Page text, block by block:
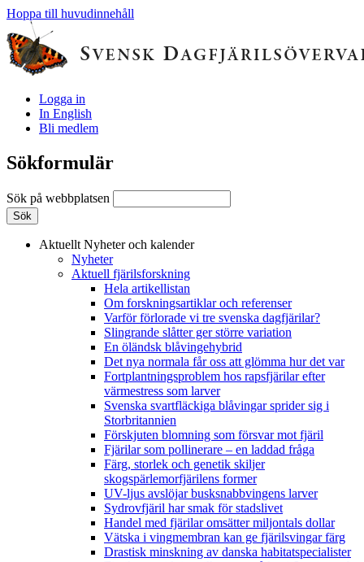
Hoppa till huvudinnehåll
Logga in
In English
Bli medlem
Sökformulär
Sök på webbplatsen
Aktuellt Nyheter och kalender
Nyheter
Aktuell fjärilsforskning
Hela artikellistan
Om forskningsartiklar och referenser
Varför förlorade vi tre svenska dagfjärilar?
Slingrande slåtter ger större variation
En öländsk blåvingehybrid
Det nya normala får oss att glömma hur det var
Fortplantningsproblem hos rapsfjärilar efter
värmestress som larver
Svenska svartfläckiga blåvingar sprider sig i
Storbritannien
Förskjuten blomning som försvar mot fjäril
Fjärilar som pollinerare – en laddad fråga
Färg, storlek och genetik skiljer
skogspärlemorfjärilens former
UV-ljus avslöjar busksnabbvingens larver
Sydrovfjäril har smak för stadslivet
Handel med fjärilar omsätter miljontals dollar
Vätska i vingmembran kan ge fjärilsvingar färg
Drastisk minskning av danska habitatspecialister